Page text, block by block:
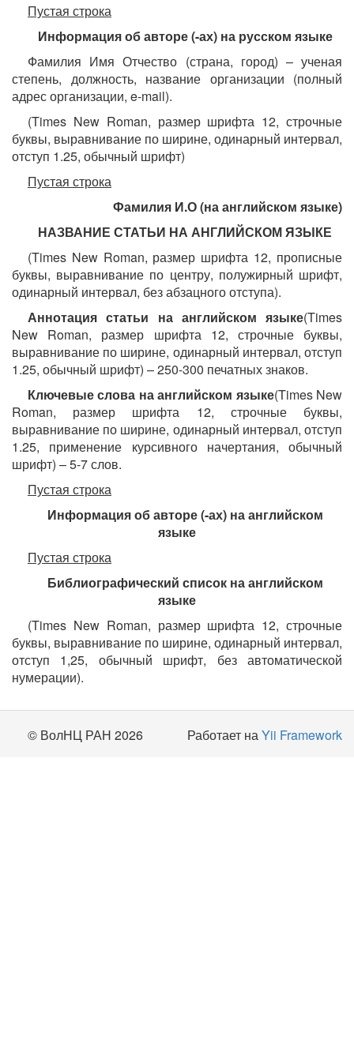
Пустая строка
Информация об авторе (-ах) на русском языке
Фамилия Имя Отчество (страна, город) – ученая
степень, должность, название организации (полный
адрес организации, e-mail).
(Times New Roman, размер шрифта 12, строчные
буквы, выравнивание по ширине, одинарный интервал,
отступ 1.25, обычный шрифт)
Пустая строка
Фамилия И.О (на английском языке)
НАЗВАНИЕ СТАТЬИ НА АНГЛИЙСКОМ ЯЗЫКЕ
(Times New Roman, размер шрифта 12, прописные
буквы, выравнивание по центру, полужирный шрифт,
одинарный интервал, без абзацного отступа).
Аннотация статьи на английском языке(Times
New Roman, размер шрифта 12, строчные буквы,
выравнивание по ширине, одинарный интервал, отступ
1.25, обычный шрифт) – 250-300 печатных знаков.
Ключевые слова на английском языке(Times New
Roman, размер шрифта 12, строчные буквы,
выравнивание по ширине, одинарный интервал, отступ
1.25, применение курсивного начертания, обычный
шрифт) – 5-7 слов.
Пустая строка
Информация об авторе (-ах) на английском
языке
Пустая строка
Библиографический список на английском
языке
(Times New Roman, размер шрифта 12, строчные
буквы, выравнивание по ширине, одинарный интервал,
отступ 1,25, обычный шрифт, без автоматической
нумерации).
© ВолНЦ РАН 2026 Работает наYii Framework